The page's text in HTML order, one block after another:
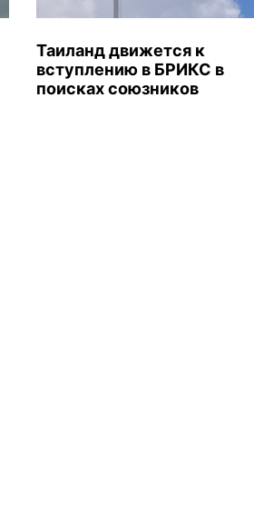
Таиланд движется к
вступлению в БРИКС в
поисках союзников